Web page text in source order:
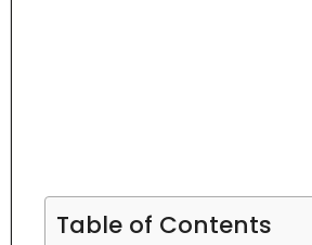
Table of Contents